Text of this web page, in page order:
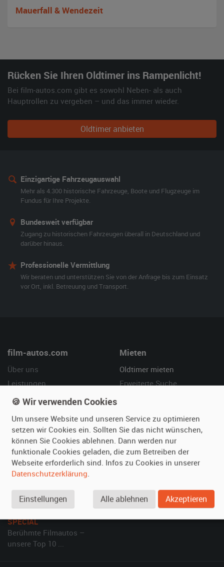
Mauerfall & Wendezeit
Rücken Sie Ihren Oldtimer ins Rampenlicht!
Bei film-autos.com gibt es sowohl Neben- als auch
Hauptrollen zu vergeben – und das immer wieder.
Oldtimer anbieten
Einzigartige Fahrzeugauswahl
Mehr als 4.300 historische Fahrzeuge, Boote und Flugzeuge im
Fundus für Ihre Projekte.
Bundesweit verfügbar
Zugang zu historischen Fahrzeugen überall in Deutschland und
darüber hinaus.
Professionelle Vermittlung
Wir beraten und unterstützen Sie von der Anfrage bis zum Einsatz
vor Ort, inkl. Betreuung und Transport.
film-autos.com
Über uns
Leistungen
Referenzen
Mieten
Oldtimer mieten
Erweiterte Suche
Vermieten
Oldtimer anmelden
Fotos senden
Inserat verwalten
Hilfe
Häufige Fragen (FAQ)
So funktioniert's
SPECIAL
Berühmte Filmautos –
unsere Top 10 ...
🍪 Wir verwenden Cookies
Um unsere Website und unseren Service zu optimieren
setzen wir Cookies ein. Sollten Sie das nicht wünschen,
können Sie Cookies ablehnen. Dann werden nur
funktionale Cookies geladen, die zum Betreiben der
Webseite erforderlich sind. Infos zu Cookies in unserer
Datenschutzerklärung.
Einstellungen Alle ablehnen Akzeptieren